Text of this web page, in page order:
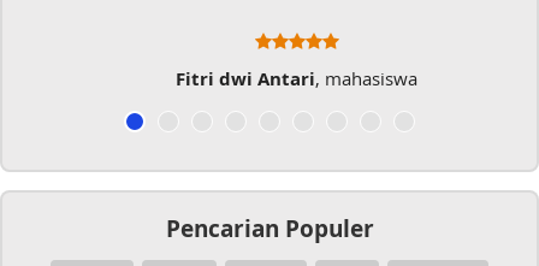
Fitri dwi Antari, mahasiswa
Pencarian Populer